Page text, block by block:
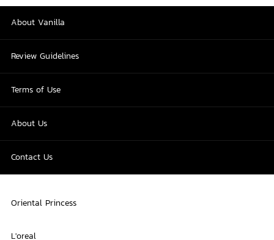
About Vanilla
Review Guidelines
Terms of Use
About Us
Contact Us
Oriental Princess
L'oreal